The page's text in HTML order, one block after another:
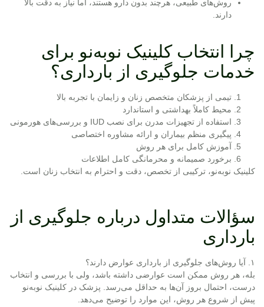
روش‌های طبیعی، هرچند بدون دارو هستند، اما نیاز به دقت بالا
دارند.
چرا انتخاب کلینیک نوبه‌نو برای
خدمات جلوگیری از بارداری؟
تیمی از پزشکان متخصص زنان و زایمان با تجربه بالا
محیط کاملاً بهداشتی و استاندارد
استفاده از تجهیزات مدرن برای نصب IUD و بررسی‌های هورمونی
پیگیری منظم بیماران و ارائه مشاوره اختصاصی
آموزش کامل برای هر روش
برخورد صمیمانه و محرمانگی کامل اطلاعات
کلینیک نوبه‌نو، ترکیبی از تخصص، دقت و احترام به انتخاب زنان است.
سؤالات متداول درباره جلوگیری از
بارداری
۱. آیا روش‌های جلوگیری از بارداری عوارض دارند؟
بله، هر روش ممکن است عوارضی داشته باشد، ولی با بررسی و انتخاب
درست، احتمال بروز آن‌ها به حداقل می‌رسد. پزشک در کلینیک نوبه‌نو
پیش از شروع هر روش، این موارد را توضیح می‌دهد.